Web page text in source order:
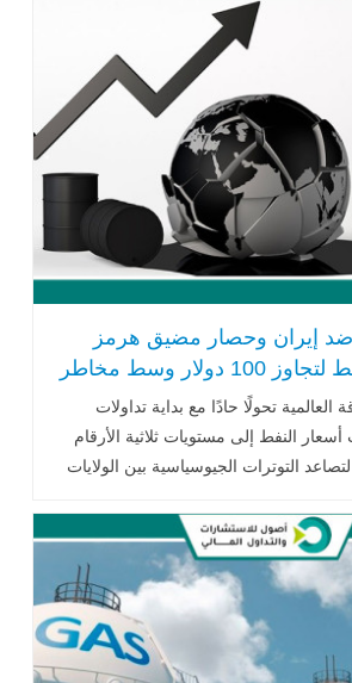
إيران وحصار مضيق هرمز
يدفع أسعار النفط لتجاوز 100 دولار وسط مخاطر
تحولًا حادًا مع بداية تداولات
النفط إلى مستويات ثلاثية الأرقام
التوترات الجيوسياسية بين الولايات